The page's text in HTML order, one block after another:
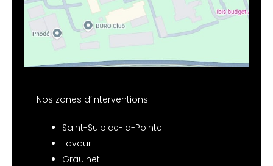
Nos zones d’interventions
Saint-Sulpice-la-Pointe
Lavaur
Graulhet